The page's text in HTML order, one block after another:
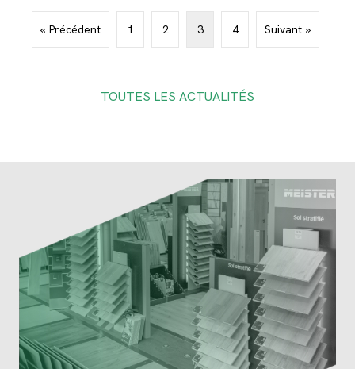
« Précédent 1 2 3 4 Suivant »
TOUTES LES ACTUALITÉS